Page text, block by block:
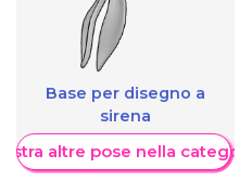
Base per disegno a
sirena
altre pose nella categoria